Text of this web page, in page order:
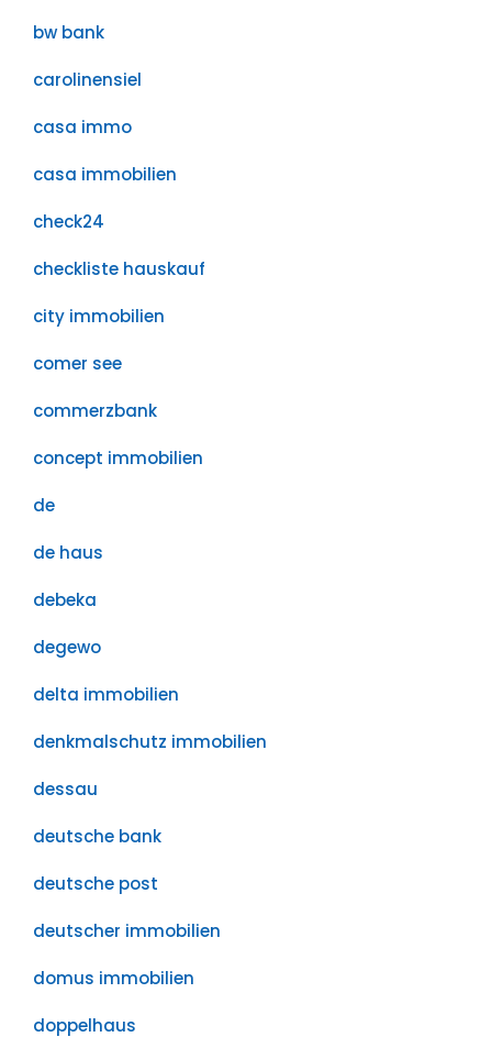
bw bank
carolinensiel
casa immo
casa immobilien
check24
checkliste hauskauf
city immobilien
comer see
commerzbank
concept immobilien
de
de haus
debeka
degewo
delta immobilien
denkmalschutz immobilien
dessau
deutsche bank
deutsche post
deutscher immobilien
domus immobilien
doppelhaus